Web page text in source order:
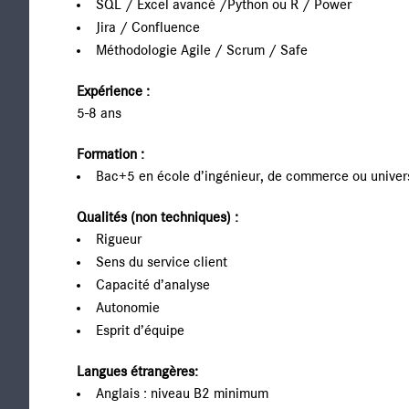
SQL / Excel avancé /Python ou R / Power
Jira / Confluence
Méthodologie Agile / Scrum / Safe
Expérience :
5-8 ans
Formation :
Bac+5 en école d’ingénieur, de commerce ou
Qualités (non techniques) :
Rigueur
Sens du service client
Capacité d’analyse
Autonomie
Esprit d’équipe
Langues étrangères:
Anglais : niveau B2 minimum